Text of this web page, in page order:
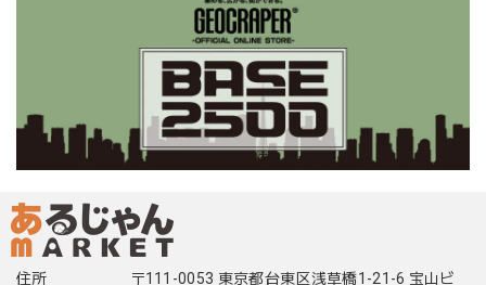
住所
〒111-0053 東京都台東区浅草橋1-21-6 宝山ビ